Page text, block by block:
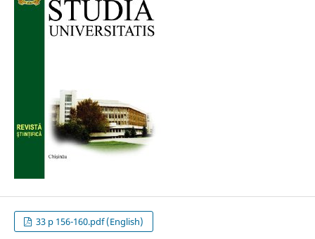
33 p 156-160.pdf (English)